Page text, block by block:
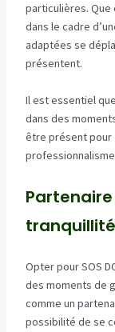
particulières. Que
dans le cadre
adaptées se
présentent.
Il est essentiel
dans des
être présent pour
Opter pour SOS
des moments de
comme un
possibilité de se